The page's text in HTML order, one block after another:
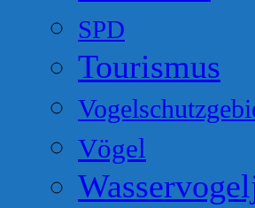
SPD
Tourismus
Vögel